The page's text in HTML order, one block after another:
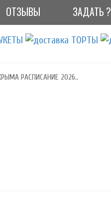
ОТЗЫВЫ ЗАДАТЬ ?
РАСПИСАНИЕ 2026..